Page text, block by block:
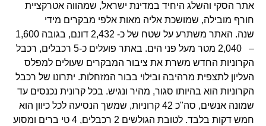
אתר הסקי והשלג היחיד במדינת ישראל, שמהווה אטרקציית
חורף מובילה, שמושכת אליה מאות אלפי מבקרים מידי
שנה. האתר משתרע על שטח של כ- 2,432 דונם, בגובה 1,600
– 2,040 מטר מעל פני הים. באתר פועלים כ-5 רכבלים, רכבל
הקרוניות החדש משרת את ציבור המבקרים שעולים למפלס
העליון לתצפית מרהיבה ובילוי בבור המזחלות. יתרונו של רכבל
הקרוניות הוא בהיותו סגור, מהיר ונגיש. בכל קרונית נכנסים עד
שמונה אנשים, סה"כ 42 קרוניות, שמשך הנסיעה לכל כיוון הוא
חמש דקות בלבד. לטובת הגולשים 2 רכבלים, 4 טי ברים ומסוע